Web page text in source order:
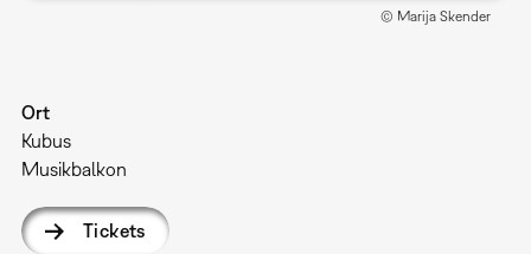
© Marija Skender
Ort
Kubus
Musikbalkon
Tickets